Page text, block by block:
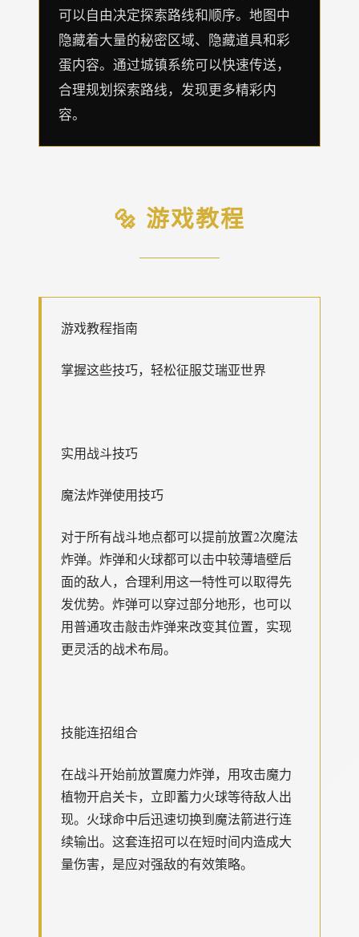
可以自由决定探索路线和顺序。地图中
隐藏着大量的秘密区域、隐藏道具和彩
蛋内容。通过城镇系统可以快速传送，
合理规划探索路线，发现更多精彩内
容。
🔩 游戏教程
游戏教程指南
掌握这些技巧，轻松征服艾瑞亚世界
实用战斗技巧
魔法炸弹使用技巧
对于所有战斗地点都可以提前放置2次魔法
炸弹。炸弹和火球都可以击中较薄墙壁后
面的敌人，合理利用这一特性可以取得先
发优势。炸弹可以穿过部分地形，也可以
用普通攻击敲击炸弹来改变其位置，实现
更灵活的战术布局。
技能连招组合
在战斗开始前放置魔力炸弹，用攻击魔力
植物开启关卡，立即蓄力火球等待敌人出
现。火球命中后迅速切换到魔法箭进行连
续输出。这套连招可以在短时间内造成大
量伤害，是应对强敌的有效策略。